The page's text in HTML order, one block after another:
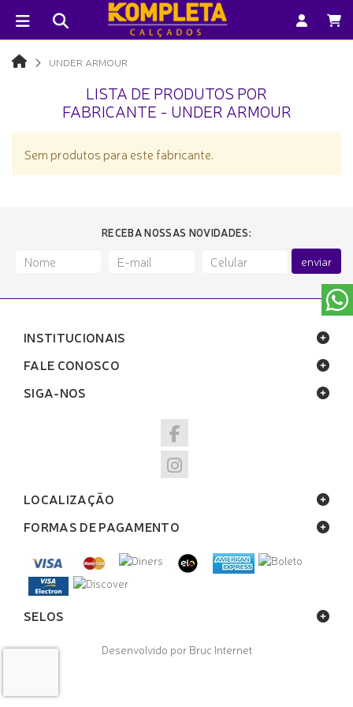
UNDER ARMOUR
LISTA DE PRODUTOS POR
FABRICANTE - UNDER ARMOUR
Sem produtos para este fabricante.
RECEBA NOSSAS NOVIDADES:
enviar
INSTITUCIONAIS
FALE CONOSCO
SIGA-NOS
LOCALIZAÇÃO
FORMAS DE PAGAMENTO
SELOS
Desenvolvido por Bruc Internet